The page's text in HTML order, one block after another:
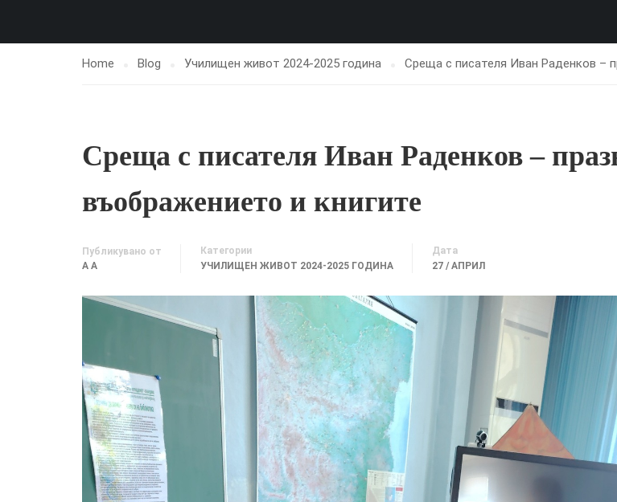
Home Blog Училищен живот 2024-2025 година Среща с писателя Иван Раденков –
Среща с писателя Иван Раденков –
въображението и книгите
Публикувано от
A A
Категории
УЧИЛИЩЕН ЖИВОТ 2024-2025 ГОДИНА
Дата
27 / АПРИЛ